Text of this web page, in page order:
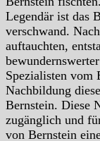
Legendär ist das
verschwand.
auftauchten,
Spezialisten vom
Nachbildung
Bernstein. Diese
zugänglich und
von Bernstein